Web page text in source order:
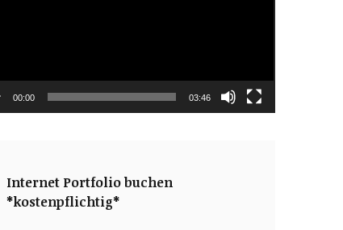
00:00 03:46
Internet Portfolio buchen
*kostenpflichtig*